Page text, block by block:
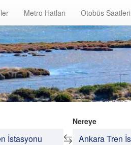
Metro Hatları Otobüs Saatleri
Nereye